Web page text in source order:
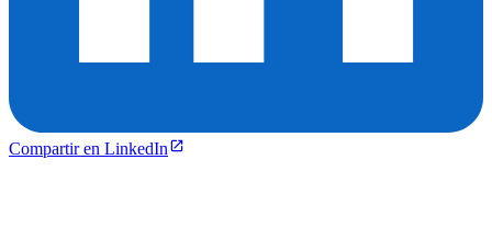
Compartir en LinkedIn